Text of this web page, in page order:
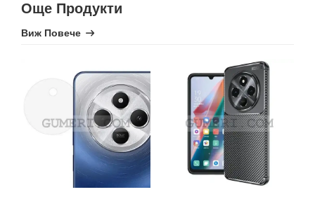
Още Продукти
Виж Повече